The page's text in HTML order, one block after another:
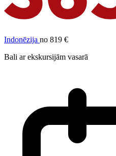
Indonēzija no 819 €
Bali ar ekskursijām vasarā